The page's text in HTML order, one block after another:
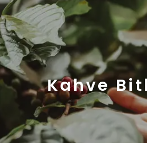
Kahve